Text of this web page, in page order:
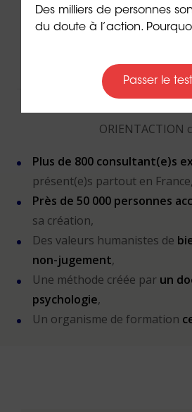
Viale formulaire de contact
02 43 72
ORIENTACTION
Plus de 800 consultant(e)s
présent(e)s partout en France,
Près de 50 000 personnes
sa création,
Des valeurs humanistes de
non-jugement,
Une méthode créée par un
psychologie,
Un organisme de formation
Des milliers de personnes
du doute à l’action.
Passer le test